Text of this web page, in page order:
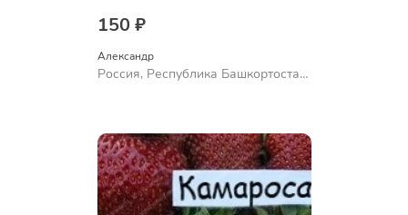
150 ₽
Александр
Россия, Республика Башкортостан,